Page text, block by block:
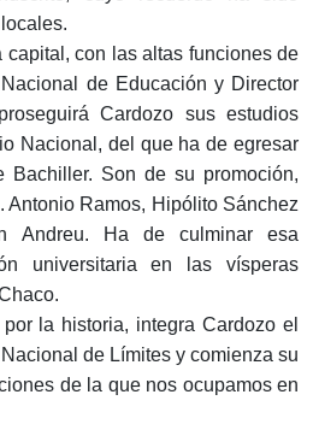
con las altas funciones de
de Educación y Director
Cardozo sus estudios
Nacional, del que ha de egresar
Son de su promoción,
Antonio Ramos, Hipólito Sánchez
Andreu. Ha de culminar esa
universitaria en las vísperas
la historia, integra Cardozo el
de Límites y comienza su
de la que nos ocupamos en